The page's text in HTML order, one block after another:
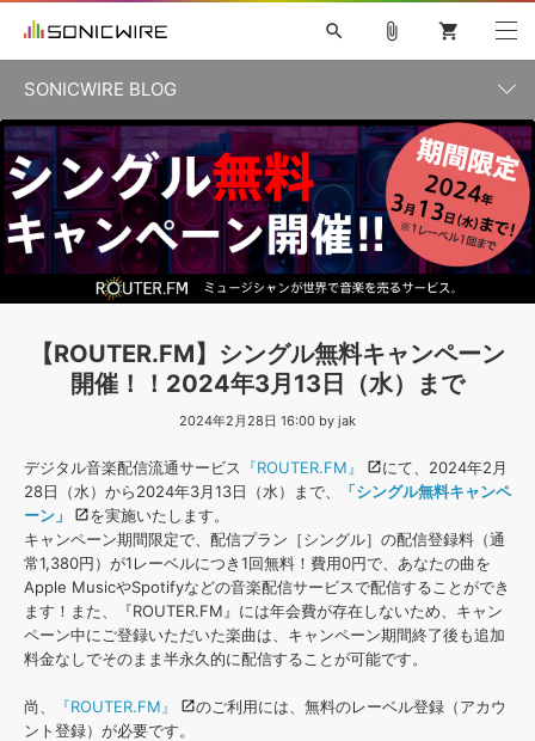
ソフト音源 »
プラグイン・エフェクト »
ソフトウェア／ツール »
DAW »
効果音 »
BGM »
キャンペーン »
特集 »
SONICWIREブログ »
製品サポート情報 »
FAQ »
お問い合わせ »
楽曲配信流通 サービス
無償のサウンド管理ソフト
次世代型ボーカル・エディタ
APS 映像のBGM・セリフを音声分離
search
初音ミク V4X 鏡音リン・レン V4X
巡音ルカ V4X
ボーカル抜き出し
MEIKO V3 KAITO V3
MASSIVE
SYLENTH1
VOCALOID VIENNA
ライセンスフリーBGM
TOONTRACK
サンプルパックを試そう
MUTANT
シネマティック音源特集
EZdrummer2
KOTO NATION
ソフト音源 プラグイン・エフェクト サンプルパック
ソフトウェア／ツール DAW 効果音
attach_file shopping_cart
SONICWIRE BLOG
カテゴリ一覧
記事一覧
【ROUTER.FM】シングル無料キャンペーン
開催！！2024年3月13日（水）まで
2024年2月28日 16:00 by jak
デジタル音楽配信流通サービス 『ROUTER.FM』
にて、2024年2月
28日（水）から2024年3月13日（水）まで、
「シングル無料キャンペ
ーン」
を実施いたします。
キャンペーン期間限定で、配信プラン［シングル］の配信登録料（通
常1,380円）が1レーベルにつき1回無料！費用0円で、あなたの曲を
Apple MusicやSpotifyなどの音楽配信サービスで配信することができ
ます！また、『ROUTER.FM』には年会費が存在しないため、キャン
ペーン中にご登録いただいた楽曲は、キャンペーン期間終了後も追加
料金なしでそのまま半永久的に配信することが可能です。
尚、 『ROUTER.FM』
のご利用には、無料のレーベル登録（アカウ
ント登録）が必要です。